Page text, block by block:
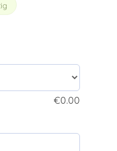
€0.00